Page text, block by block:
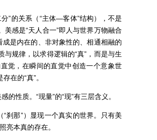
”的关系（“主体—客体”结构），不是
感是“天人合一”即人与世界万物融合
是内在的、非对象性的、相通相融的
规律，以求得逻辑的“真”，而是与生
觉，在瞬间的直觉中创造一个意象世
在的“真”。
的性质。“现量”的“现”有三层含义。
“刹那”）显现一个真实的世界。只有美
亮本真的存在。